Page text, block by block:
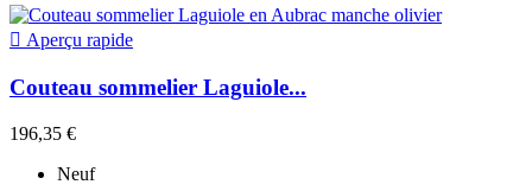
 Aperçu rapide
Couteau sommelier Laguiole...
196,35 €
Neuf